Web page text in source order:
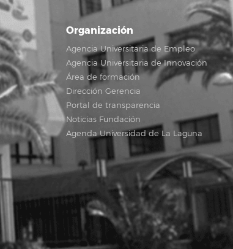
Organización
Agencia Universitaria de Empleo
Agencia Universitaria de Innovación
Área de formación
Dirección Gerencia
Portal de transparencia
Noticias Fundación
Agenda Universidad de La Laguna